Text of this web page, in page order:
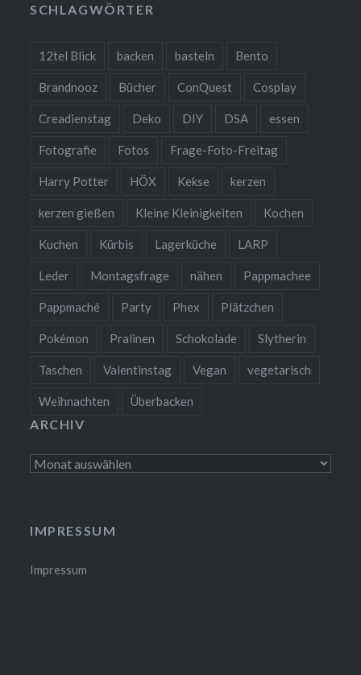
SCHLAGWÖRTER
12tel Blick backen basteln Bento
Brandnooz Bücher ConQuest Cosplay
Creadienstag Deko DIY DSA essen
Fotografie Fotos Frage-Foto-Freitag
Harry Potter HÖX Kekse kerzen
kerzen gießen Kleine Kleinigkeiten Kochen
Kuchen Kürbis Lagerküche LARP
Leder Montagsfrage nähen Pappmachee
Pappmaché Party Phex Plätzchen
Pokémon Pralinen Schokolade Slytherin
Taschen Valentinstag Vegan vegetarisch
Weihnachten Überbacken
ARCHIV
Archiv
IMPRESSUM
Impressum